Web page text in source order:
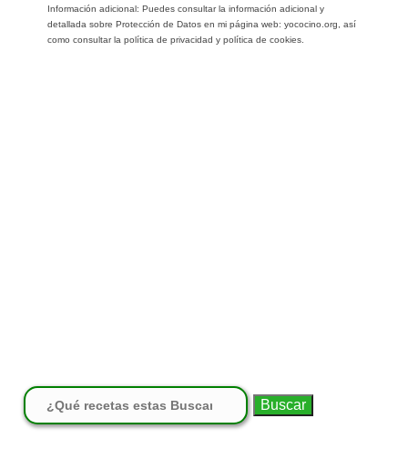
Información adicional: Puedes consultar la información adicional y
detallada sobre Protección de Datos en mi página web: yococino.org, así
como consultar la política de privacidad y política de cookies.
Buscar: